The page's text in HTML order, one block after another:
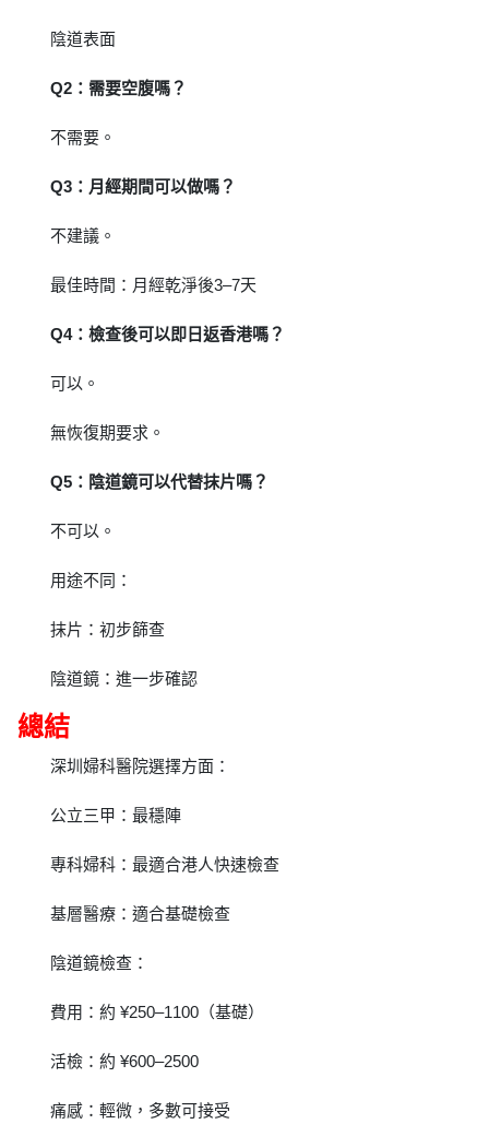
陰道表面
Q2：需要空腹嗎？
不需要。
Q3：月經期間可以做嗎？
不建議。
最佳時間：月經乾淨後3–7天
Q4：檢查後可以即日返香港嗎？
可以。
無恢復期要求。
Q5：陰道鏡可以代替抹片嗎？
不可以。
用途不同：
抹片：初步篩查
陰道鏡：進一步確認
總結
深圳婦科醫院選擇方面：
公立三甲：最穩陣
專科婦科：最適合港人快速檢查
基層醫療：適合基礎檢查
陰道鏡檢查：
費用：約 ¥250–1100（基礎）
活檢：約 ¥600–2500
痛感：輕微，多數可接受